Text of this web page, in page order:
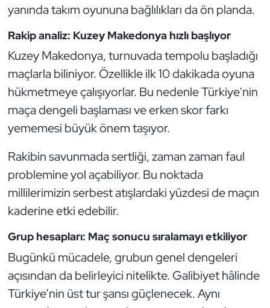
yanında takım oyununa bağlılıkları da ön planda.
Rakip analiz: Kuzey Makedonya hızlı başlıyor
Kuzey Makedonya, turnuvada tempolu başladığı
maçlarla biliniyor. Özellikle ilk 10 dakikada oyuna
hükmetmeye çalışıyorlar. Bu nedenle Türkiye'nin
maça dengeli başlaması ve erken skor farkı
yememesi büyük önem taşıyor.
Rakibin savunmada sertliği, zaman zaman faul
problemine yol açabiliyor. Bu noktada
millilerimizin serbest atışlardaki yüzdesi de maçın
kaderine etki edebilir.
Grup hesapları: Maç sonucu sıralamayı etkiliyor
Bugünkü mücadele, grubun genel dengeleri
açısından da belirleyici nitelikte. Galibiyet hâlinde
Türkiye’nin üst tur şansı güçlenecek. Aynı
Kayak
Kempo
Kick Boks
Kürek
Modern Pentatlon
Muay Thai
Okçuluk
Optimist